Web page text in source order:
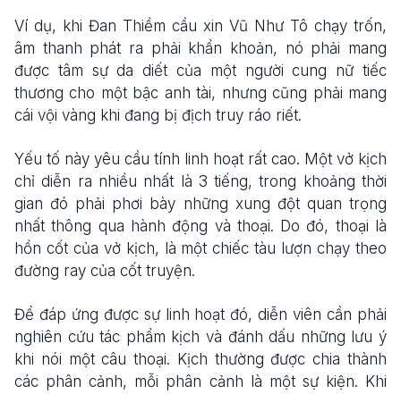
Ví dụ, khi Đan Thiềm cầu xin Vũ Như Tô chạy trốn,
âm thanh phát ra phải khẩn khoản, nó phải mang
được tâm sự da diết của một người cung nữ tiếc
thương cho một bậc anh tài, nhưng cũng phải mang
cái vội vàng khi đang bị địch truy ráo riết.
Yếu tố này yêu cầu tính linh hoạt rất cao. Một vở kịch
chỉ diễn ra nhiều nhất là 3 tiếng, trong khoảng thời
gian đó phải phơi bày những xung đột quan trọng
nhất thông qua hành động và thoại. Do đó, thoại là
hồn cốt của vở kịch, là một chiếc tàu lượn chạy theo
đường ray của cốt truyện.
Để đáp ứng được sự linh hoạt đó, diễn viên cần phải
nghiên cứu tác phẩm kịch và đánh dấu những lưu ý
khi nói một câu thoại. Kịch thường được chia thành
các phân cảnh, mỗi phân cảnh là một sự kiện. Khi